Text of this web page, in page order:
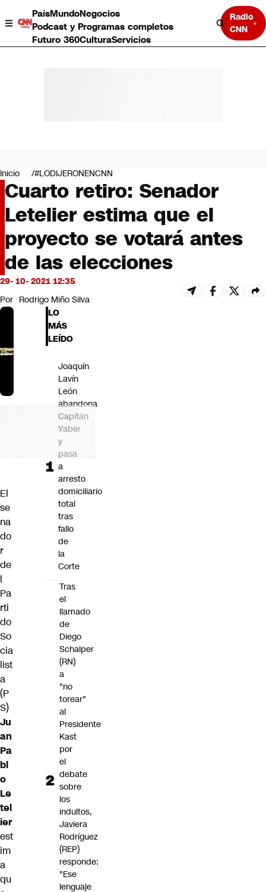
PaísMundoNegocios
Podcast y Programas completos
Futuro 360CulturaServicios
Radio
CNN
Negocios
Deportes
Programas completos
Cultura
Servicios
Bits
CNN Data
CNN tiempo
Futuro 360
Inicio #LODIJERONENCNN
Cuarto retiro: Senador
Letelier estima que el
proyecto se votará antes
de las elecciones
29- 10- 2021 12:35
Por Rodrigo Miño Silva
El
se
na
do
r
de
l
Pa
rti
do
So
cia
list
a
(P
S)
Ju
an
Pa
bl
o
Le
tel
ier
est
im
a
qu
LO
MÁS
LEÍDO
Joaquín
Lavín
León
abandona
Capitán
Yaber
y
pasa
a
arresto
domiciliario
total
tras
fallo
de
la
Corte
Tras
el
llamado
de
Diego
Schalper
(RN)
a
"no
torear"
al
Presidente
Kast
por
el
debate
sobre
los
indultos,
Javiera
Rodríguez
(REP)
responde:
"Ese
lenguaje